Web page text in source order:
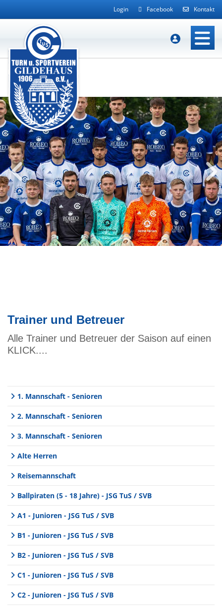
Login Facebook Kontakt
Trainer und Betreuer
Alle Trainer und Betreuer der Saison auf einen
KLICK....
1. Mannschaft - Senioren
2. Mannschaft - Senioren
3. Mannschaft - Senioren
Alte Herren
Reisemannschaft
Ballpiraten (5 - 18 Jahre) - JSG TuS / SVB
A1 - Junioren - JSG TuS / SVB
B1 - Junioren - JSG TuS / SVB
B2 - Junioren - JSG TuS / SVB
C1 - Junioren - JSG TuS / SVB
C2 - Junioren - JSG TuS / SVB